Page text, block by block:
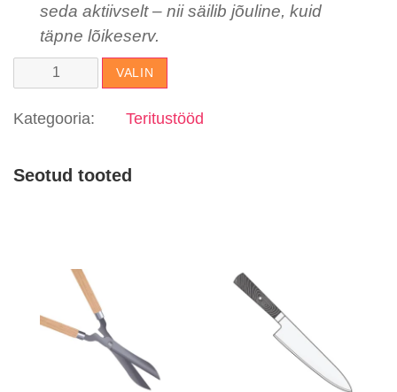
seda aktiivselt – nii säilib jõuline, kuid
täpne lõikeserv.
Lihakirves
kogus
VALIN
Kategooria: Teritustööd
Seotud tooted